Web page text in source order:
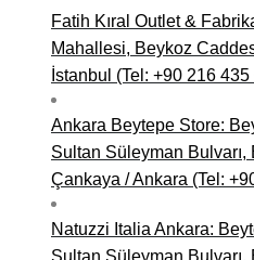
Fatih Kıral Outlet &
Mahallesi, Beykoz
İstanbul (Tel: +90 216
Ankara Beytepe Store:
Sultan Süleyman
Çankaya / Ankara (Tel:
Natuzzi Italia Ankara:
Sultan Süleyman